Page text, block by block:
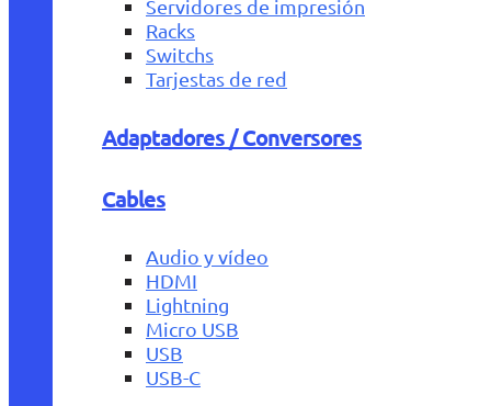
Servidores de impresión
Racks
Switchs
Tarjestas de red
Adaptadores / Conversores
Cables
Audio y vídeo
HDMI
Lightning
Micro USB
USB
USB-C